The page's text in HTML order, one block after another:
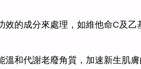
效的成分來處理，如維他命C及
溫和代謝老廢角質，加速新生肌